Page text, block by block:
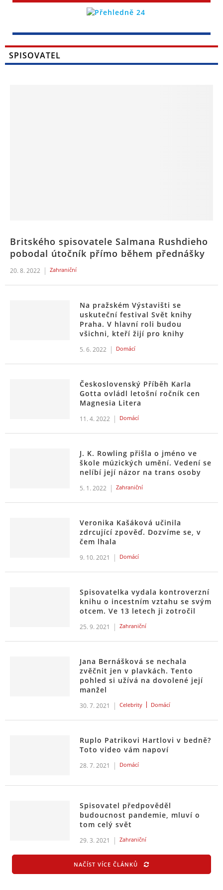
SPISOVATEL
Britského spisovatele Salmana Rushdieho
pobodal útočník přímo během přednášky
20. 8. 2022 Zahraniční
Na pražském Výstavišti se
uskuteční festival Svět knihy
Praha. V hlavní roli budou
všichni, kteří žijí pro knihy
5. 6. 2022 Domácí
Československý Příběh Karla
Gotta ovládl letošní ročník cen
Magnesia Litera
11. 4. 2022 Domácí
J. K. Rowling přišla o jméno ve
škole múzických umění. Vedení se
nelíbí její názor na trans osoby
5. 1. 2022 Zahraniční
Veronika Kašáková učinila
zdrcující zpověď. Dozvíme se, v
čem lhala
9. 10. 2021 Domácí
Spisovatelka vydala kontroverzní
knihu o incestním vztahu se svým
otcem. Ve 13 letech ji zotročil
25. 9. 2021 Zahraniční
Jana Bernášková se nechala
zvěčnit jen v plavkách. Tento
pohled si užívá na dovolené její
manžel
30. 7. 2021 Celebrity Domácí
Ruplo Patrikovi Hartlovi v bedně?
Toto video vám napoví
28. 7. 2021 Domácí
Spisovatel předpověděl
budoucnost pandemie, mluví o
tom celý svět
29. 3. 2021 Zahraniční
NAČÍST VÍCE ČLÁNKŮ